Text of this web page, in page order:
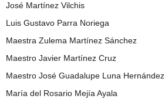
José Martínez Vilchis
Luis Gustavo Parra Noriega
Maestra Zulema Martínez Sánchez
Maestro Javier Martínez Cruz
Maestro José Guadalupe Luna Hernández
María del Rosario Mejía Ayala